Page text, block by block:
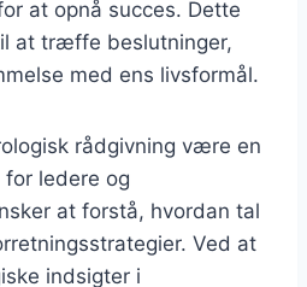
at opnå succes. Dette
at træffe beslutninger,
med ens livsformål.
rådgivning være en
ledere og
at forstå, hvordan tal
Ved at
indsigter i